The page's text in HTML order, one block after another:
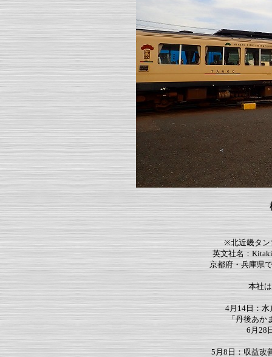
※北近畿タン
英文社名：
京都府・兵庫県
本社
4月14日：水
「丹後あか
6月28
5月8日：収益改